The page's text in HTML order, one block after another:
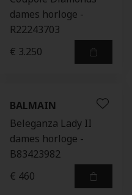
dames horloge -
R22243703
€ 3.250
BALMAIN
Beleganza Lady II
dames horloge -
B83423982
€ 460